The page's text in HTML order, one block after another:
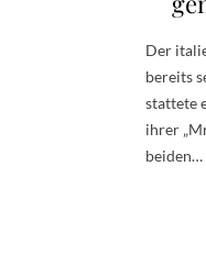
Der
bereits
stattete
ihrer
beiden…